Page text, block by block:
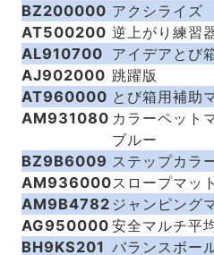
BZ200000 アクシライズ
AT500200 逆上がり練
AL910700 アイデアとび
AJ902000 跳躍版
AT960000 とび箱用補助
AM931080 カラーペット
ブルー
BZ9B6009 ステップカラ
AM936000スロープマット
AM9B4782 ジャンピング
AG950000 安全マルチ平
BH9KS201 バランスボー